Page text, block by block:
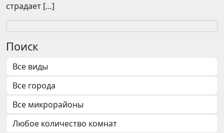
страдает […]
Поиск